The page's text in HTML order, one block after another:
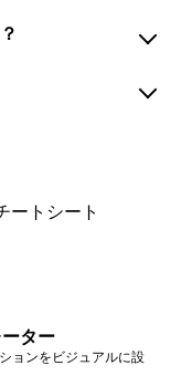
ートシート
ター
ョンをビジュアルに設